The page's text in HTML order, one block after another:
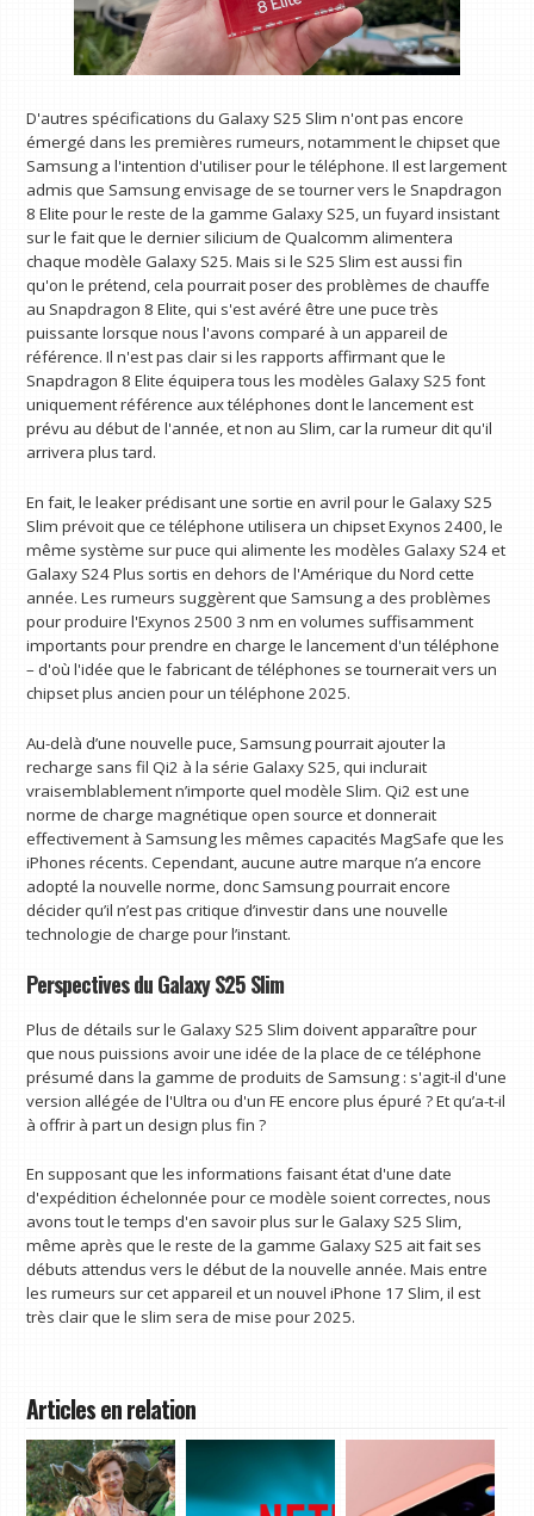
D'autres spécifications du Galaxy S25 Slim n'ont pas encore
émergé dans les premières rumeurs, notamment le chipset que
Samsung a l'intention d'utiliser pour le téléphone. Il est largement
admis que Samsung envisage de se tourner vers le Snapdragon
8 Elite pour le reste de la gamme Galaxy S25, un fuyard insistant
sur le fait que le dernier silicium de Qualcomm alimentera
chaque modèle Galaxy S25. Mais si le S25 Slim est aussi fin
qu'on le prétend, cela pourrait poser des problèmes de chauffe
au Snapdragon 8 Elite, qui s'est avéré être une puce très
puissante lorsque nous l'avons comparé à un appareil de
référence. Il n'est pas clair si les rapports affirmant que le
Snapdragon 8 Elite équipera tous les modèles Galaxy S25 font
uniquement référence aux téléphones dont le lancement est
prévu au début de l'année, et non au Slim, car la rumeur dit qu'il
arrivera plus tard.
En fait, le leaker prédisant une sortie en avril pour le Galaxy S25
Slim prévoit que ce téléphone utilisera un chipset Exynos 2400, le
même système sur puce qui alimente les modèles Galaxy S24 et
Galaxy S24 Plus sortis en dehors de l'Amérique du Nord cette
année. Les rumeurs suggèrent que Samsung a des problèmes
pour produire l'Exynos 2500 3 nm en volumes suffisamment
importants pour prendre en charge le lancement d'un téléphone
– d'où l'idée que le fabricant de téléphones se tournerait vers un
chipset plus ancien pour un téléphone 2025.
Au-delà d’une nouvelle puce, Samsung pourrait ajouter la
recharge sans fil Qi2 à la série Galaxy S25, qui inclurait
vraisemblablement n’importe quel modèle Slim. Qi2 est une
norme de charge magnétique open source et donnerait
effectivement à Samsung les mêmes capacités MagSafe que les
iPhones récents. Cependant, aucune autre marque n’a encore
adopté la nouvelle norme, donc Samsung pourrait encore
décider qu’il n’est pas critique d’investir dans une nouvelle
technologie de charge pour l’instant.
Perspectives du Galaxy S25 Slim
Plus de détails sur le Galaxy S25 Slim doivent apparaître pour
que nous puissions avoir une idée de la place de ce téléphone
présumé dans la gamme de produits de Samsung : s'agit-il d'une
version allégée de l'Ultra ou d'un FE encore plus épuré ? Et qu’a-t-il
à offrir à part un design plus fin ?
En supposant que les informations faisant état d'une date
d'expédition échelonnée pour ce modèle soient correctes, nous
avons tout le temps d'en savoir plus sur le Galaxy S25 Slim,
même après que le reste de la gamme Galaxy S25 ait fait ses
débuts attendus vers le début de la nouvelle année. Mais entre
les rumeurs sur cet appareil et un nouvel iPhone 17 Slim, il est
très clair que le slim sera de mise pour 2025.
Articles en relation